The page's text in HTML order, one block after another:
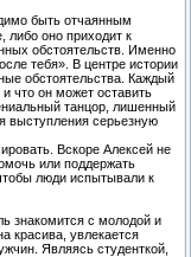
быть отчаянным
либо оно приходит к
обстоятельств. Именно
тебя». В центре истории
обстоятельства. Каждый
что он может оставить
танцор, лишенный
выступления серьезную
Вскоре Алексей не
или поддержать
люди испытывали к
знакомится с молодой и
красива, увлекается
Являясь студенткой,